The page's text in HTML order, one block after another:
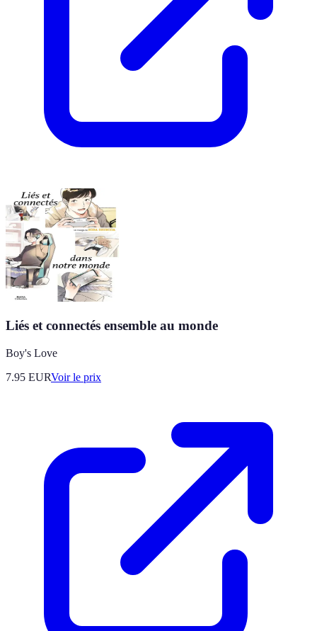
Liés et connectés ensemble au monde
Boy's Love
7.95 EURVoir le prix